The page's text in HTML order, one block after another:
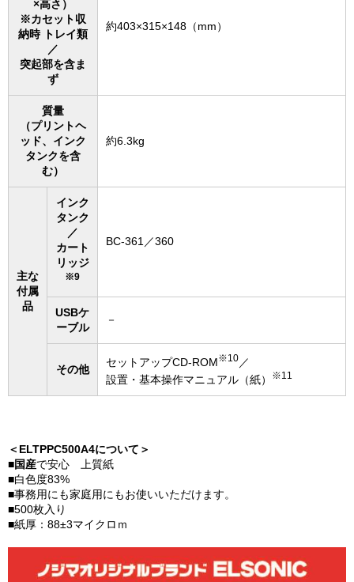
×高さ）
※カセット収
納時 トレイ類
／
突起部を含ま
ず
約403×315×148（mm）
質量
（プリントヘ
ッド、インク
タンクを含
む）
約6.3kg
主な
付属
品
インク
タンク
／
カート
リッジ
※9
BC-361／360
USBケ
ーブル
－
その他
セットアップCD-ROM※10 ／
設置・基本操作マニュアル（紙）
※11
＜ELTPPC500A4について＞
■国産で安心 上質紙
■白色度83%
■事務用にも家庭用にもお使いいただけます。
■500枚入り
■紙厚：88±3マイクロｍ